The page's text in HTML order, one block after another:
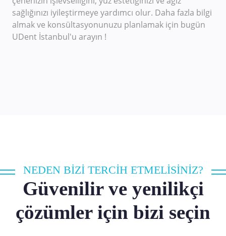
sağlığınızı iyileştirmeye yardımcı olur. Daha fazla bilgi
almak ve konsültasyonunuzu planlamak için bugün
UDent İstanbul'u arayın !
NEDEN BİZİ TERCİH ETMELİSİNİZ?
Güvenilir ve yenilikçi
çözümler için bizi seçin